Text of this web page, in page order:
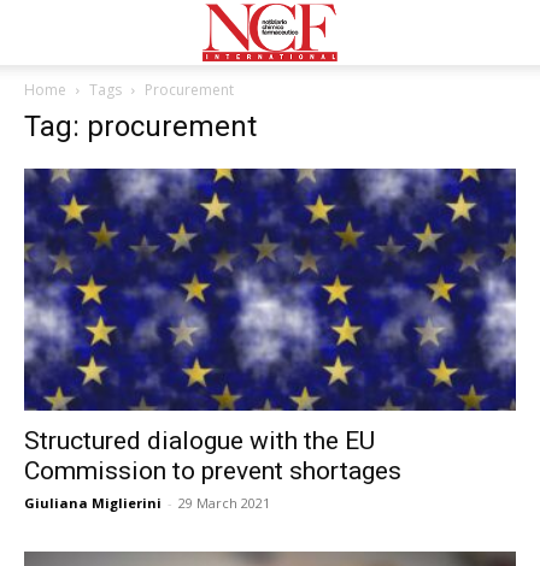
Home Tags Procurement
Tag: procurement
Structured dialogue with the EU
Commission to prevent shortages
Giuliana Miglierini - 29 March 2021